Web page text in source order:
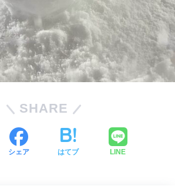
SHARE
シェア はてブ LINE